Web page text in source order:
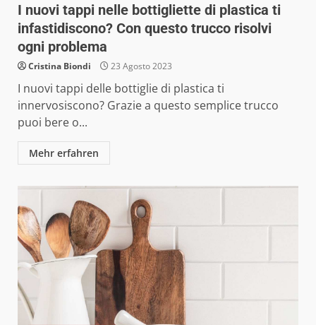
I nuovi tappi nelle bottigliette di plastica ti
infastidiscono? Con questo trucco risolvi
ogni problema
Cristina Biondi 23 Agosto 2023
I nuovi tappi delle bottiglie di plastica ti
innervosiscono? Grazie a questo semplice trucco
puoi bere o...
Mehr erfahren